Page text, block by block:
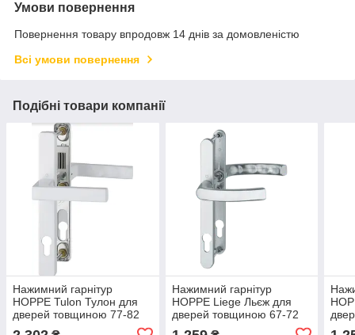
Умови повернення
Повернення товару впродовж 14 днів за домовленістю
Всі умови повернення
Подібні товари компанії
Нажимний гарнітур
HOPPE Tulon Тулон для
дверей товщиною 77-82
Нажимний гарнітур
HOPPE Liege Льєж для
дверей товщиною 67-72